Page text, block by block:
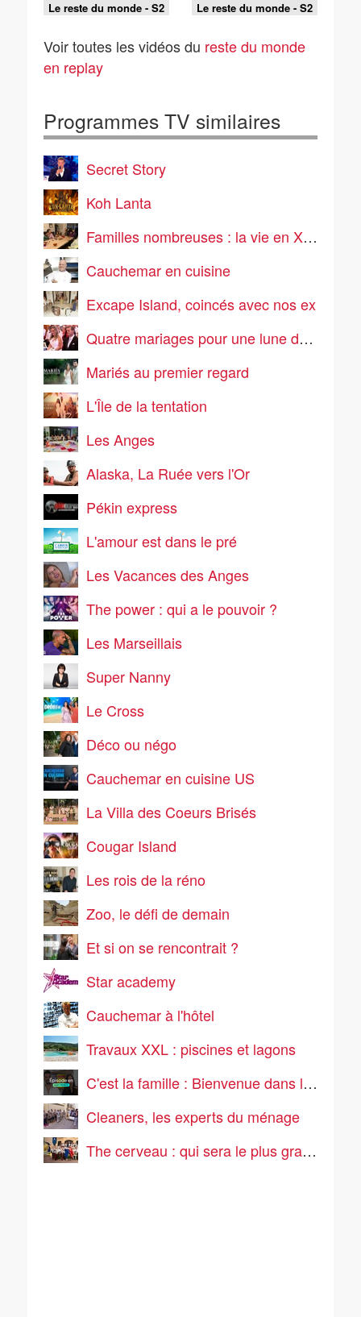
Le reste du monde - S2
E39 - Missions
Le reste du monde - S2
E38 - Ça se fête
Voir toutes les vidéos du reste du monde
en replay
Programmes TV similaires
Secret Story
Koh Lanta
Familles nombreuses : la vie en XXL
Cauchemar en cuisine
Excape Island, coincés avec nos ex
Quatre mariages pour une lune de miel
Mariés au premier regard
L'Île de la tentation
Les Anges
Alaska, La Ruée vers l'Or
Pékin express
L'amour est dans le pré
Les Vacances des Anges
The power : qui a le pouvoir ?
Les Marseillais
Super Nanny
Le Cross
Déco ou négo
Cauchemar en cuisine US
La Villa des Coeurs Brisés
Cougar Island
Les rois de la réno
Zoo, le défi de demain
Et si on se rencontrait ?
Star academy
Cauchemar à l'hôtel
Travaux XXL : piscines et lagons
C'est la famille : Bienvenue dans leur vraie vie
Cleaners, les experts du ménage
The cerveau : qui sera le plus grand cerveau de la télé-réalité ?